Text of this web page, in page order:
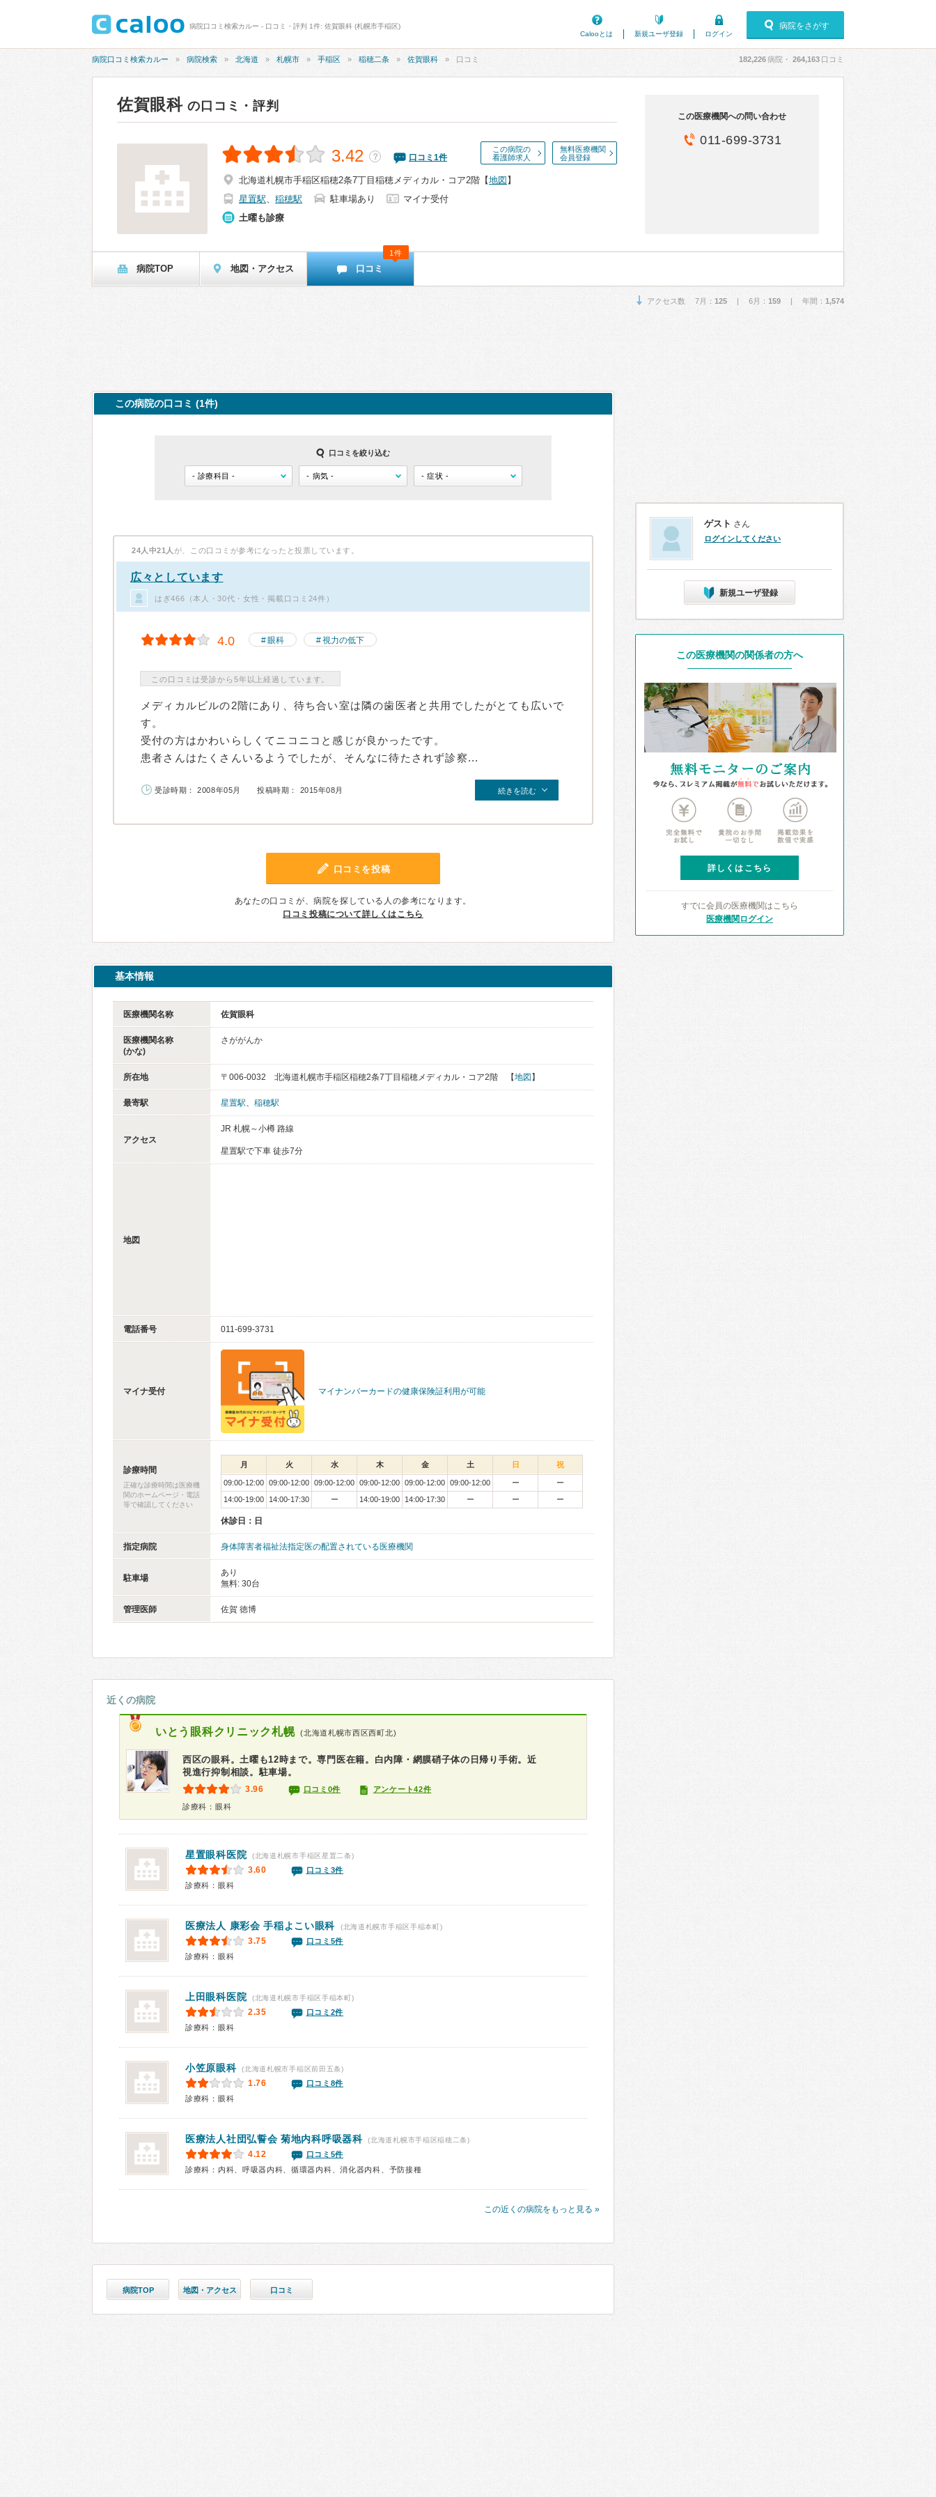
病院口コミ検索カルー - 口コミ・評判 1件: 佐賀眼科 (札幌市手稲区)
Calooとは
新規ユーザ登録 ログイン
病院をさがす
病院口コミ検索カルー 病院検索 北海道 札幌市 手稲区 稲穂二条 佐賀眼科 口コミ 182,226病院・ 264,163 口コミ
佐賀眼科 の口コミ・評判
この病院の
看護師求人
無料医療機関
会員登録
3.42 ？ 口コミ 1件
北海道札幌市手稲区稲穂2条7丁目稲穂メディカル・コア2階 【地図 】
星置駅、 稲穂駅 駐車場あり
マイナ受付
土曜も診療
この医療機関への問い合わせ
011-699-3731
病院TOP 地図・アクセス 口コミ
1件
アクセス数 7月： 125 | 6月： 159 | 年間： 1,574
この病院の口コミ (1件)
口コミを絞り込む
24人中21人 が、この口コミが参考になったと投票しています。
広々としています
はぎ466（本人・30代・女性・掲載口コミ24件）
4.0 眼科 視力の低下
この口コミは受診から5年以上経過しています。
メディカルビルの2階にあり、待ち合い室は隣の歯医者と共用でしたがとても広いで
す。
受付の方はかわいらしくてニコニコと感じが良かったです。
患者さんはたくさんいるようでしたが、そんなに待たされず診察...
受診時期： 2008年05月 投稿時期： 2015年08月 続きを読む
口コミを投稿
あなたの口コミが、病院を探している人の参考になります。
口コミ投稿について詳しくはこちら
基本情報
医療機関名称 佐賀眼科
医療機関名称
(かな)
さががんか
所在地 〒006-0032 北海道札幌市手稲区稲穂2条7丁目稲穂メディカル・コア2階 【地図 】
最寄駅 星置駅、 稲穂駅
アクセス
JR 札幌～小樽 路線
星置駅で下車 徒歩7分
地図
電話番号 011-699-3731
マイナ受付 マイナンバーカードの健康保険証利用が可能
診療時間
正確な診療時間は医療機
関のホームページ・電話
等で確認してください
月 火 水 木 金 土 日 祝
09:00-12:00 09:00-12:00 09:00-12:00 09:00-12:00 09:00-12:00 09:00-12:00 ー
ー
14:00-19:00
14:00-17:30 ー 14:00-19:00 14:00-17:30 ー ー ー
休診日：日
指定病院 身体障害者福祉法指定医の配置されている医療機関
駐車場
あり
無料: 30台
管理医師 佐賀 徳博
近くの病院
いとう眼科クリニック札幌 (北海道札幌市西区西町北)
西区の眼科。土曜も12時まで。専門医在籍。白内障・網膜硝子体の日帰り手術。近
視進行抑制相談。駐車場。
3.96 口コミ0件 アンケート42件
診療科：眼科
星置眼科医院 (北海道札幌市手稲区星置二条)
3.60
口コミ3件
診療科：眼科
医療法人 康彩会 手稲よこい眼科 (北海道札幌市手稲区手稲本町)
3.75
口コミ5件
診療科：眼科
上田眼科医院 (北海道札幌市手稲区手稲本町)
2.35
口コミ2件
診療科：眼科
小笠原眼科 (北海道札幌市手稲区前田五条)
1.76
口コミ8件
診療科：眼科
医療法人社団弘誓会 菊地内科呼吸器科 (北海道札幌市手稲区稲穂二条)
4.12
口コミ5件
診療科：内科、呼吸器内科、循環器内科、消化器内科、予防接種
この近くの病院をもっと見る »
病院TOP 地図・アクセス 口コミ
ゲスト さん
ログインしてください
新規ユーザ登録
この医療機関の関係者の方へ
詳しくはこちら
すでに会員の医療機関はこちら
医療機関ログイン